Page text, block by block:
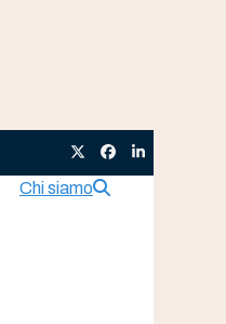
TwitterFacebook
LinkedIn
Chi siamo